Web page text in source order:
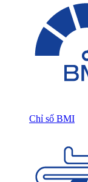
Chỉ số BMI